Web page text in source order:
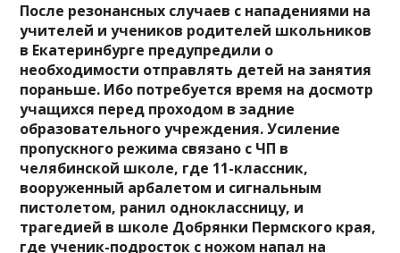
После резонансных случаев с нападениями на
учителей и учеников родителей школьников
в Екатеринбурге предупредили о
необходимости отправлять детей на занятия
пораньше. Ибо потребуется время на досмотр
учащихся перед проходом в задние
образовательного учреждения. Усиление
пропускного режима связано с ЧП в
челябинской школе, где 11-классник,
вооруженный арбалетом и сигнальным
пистолетом, ранил одноклассницу, и
трагедией в школе Добрянки Пермского края,
где ученик-подросток с ножом напал на